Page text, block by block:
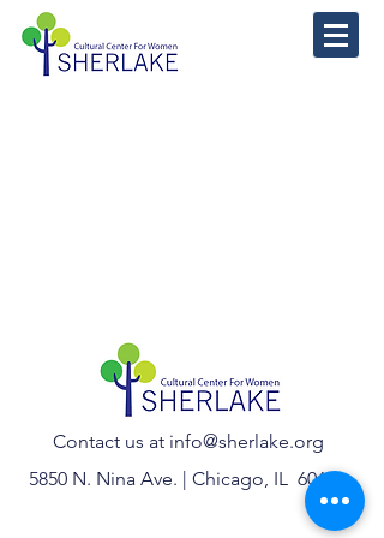
Contact us at info@sherlake.org
5850 N. Nina Ave. | Chicago, IL 60631